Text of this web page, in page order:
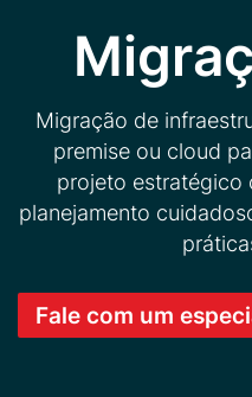
Migração de
premise ou cloud
projeto estratégico
planejamento
Fale com um